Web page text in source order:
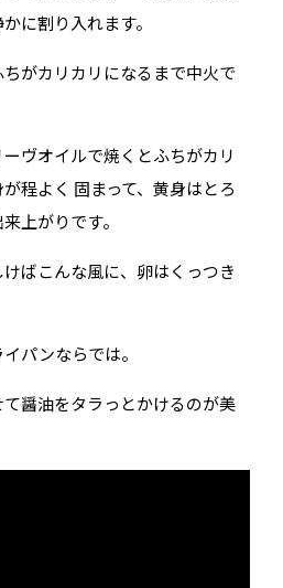
に割り入れます。
がカリカリになるまで中火で
ヴオイルで焼くとふちがカリ
程よく 固まって、黄身はとろ
上がりです。
ばこんな風に、卵はくっつき
パンならでは。
醤油をタラっとかけるのが美